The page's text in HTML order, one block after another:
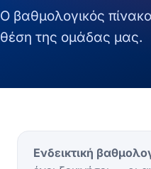
Ο βαθμολογικός
θέση της ομάδας μας.
Ενδεικτική